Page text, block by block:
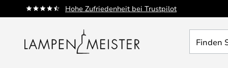
Hohe Zufriedenheit bei Trustpilot
Zum
Inhalt
Sie